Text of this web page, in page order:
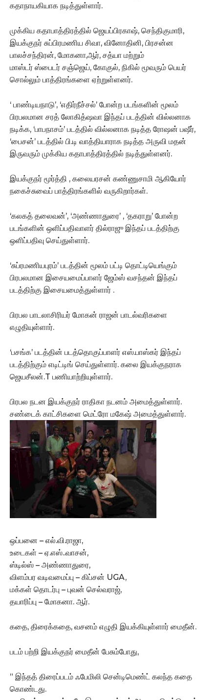
கதாநாயகியாக நடித்துள்ளார்.
முக்கிய கதாபாத்திரத்தில் ஜெயப்பிரகாஷ், செந்திகுமாரி,
இயக்குநர் சுப்பிரமணிய சிவா, வினோதினி, பிரசன்ன
பாலச்சந்திரன், மோகனா,ஆர், சத்யா மற்றும்
மாஸ்டர் ஸ்பைடர் சஞ்ஜெய், கோகுல், நிகில் மூவரும் பெயர்
சொல்லும் பாத்திரங்களை ஏற்றுள்ளனர்.
‘ பாண்டியநாடு’, ‘எதிர்நீச்சல்’ போன்ற படங்களின் மூலம்
பிரபலமான சரத் லோகித்ஷவா இந்தப் படத்தின் வில்லனாக
நடிக்க, ‘பாபநாசம்’ படத்தில் வில்லனாக நடித்த ரோஷன் பஷீர்,
‘பைசன்’ படத்தில் பி.டி வாத்தியாராக நடித்த அருவி மதன்
இருவரும் முக்கிய கதாபாத்திரத்தில் நடித்துள்ளனர்.
இயக்குநர் மூர்த்தி , கலையரசன் கண்ணுசாமி ஆகியோர்
நகைச்சுவைப் பாத்திரங்களில் வருகிறார்கள்.
‘கலகத் தலைவன்’, ‘அண்ணாதுரை’ , ‘தகராறு’ போன்ற
படங்களின் ஒளிப்பதிவாளர் தில்ராஜு இந்தப் படத்திற்கு
ஒளிப்பதிவு செய்துள்ளார்.
‘சுப்ரமணியபுரம்’ படத்தின் மூலம் பட்டி தொட்டியெங்கும்
பிரபலமான இசையமைப்பாளர் ஜேம்ஸ் வசந்தன் இந்தப்
படத்திற்கு இசையமைத்துள்ளார் .
பிரபல பாடலாசிரியர் மோகன் ராஜன் பாடல்வரிகளை
எழுதியுள்ளார்.
‘பசங்க’ படத்தின் படத்தொகுப்பாளர் எஸ்.பாஸ்கர் இந்தப்
படத்திற்கும் எடிட்டிங் செய்துள்ளார். கலை இயக்குநராக
ஜெயசீலன்.T பணியாற்றியுள்ளார்.
பிரபல நடன இயக்குநர் ராதிகா நடனம் அமைத்துள்ளார்.
சண்டைக் காட்சிகளை மெட்ரோ மகேஷ் அமைத்துள்ளார்.
ஒப்பனை – எல்.வி.ராஜா,
உடைகள் – ஏ.எஸ்..வாசன்,
ஸ்டில்ஸ் – அண்ணாதுரை,
விளம்பர வடிவமைப்பு – கிப்சன் UGA,
மக்கள் தொடர்பு – புவன் செல்வராஜ்,
தயாரிப்பு – மோகனா. ஆர்.
கதை, திரைக்கதை, வசனம் எழுதி இயக்கியுள்ளார் மைதீன்.
படம் பற்றி இயக்குநர் மைதீன் பேசும்போது,
” இந்தத் திரைப்படம் ஃபேமிலி சென்டிமெண்ட் கலந்த கதை
கொண்டது.